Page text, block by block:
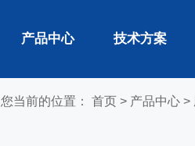
产品中心 技术方案
您当前的位置：首页 > 产品中心 >